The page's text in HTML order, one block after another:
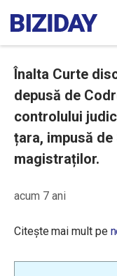
Înalta Curte
depusă de
controlului
țara, impusă
magistraților.
acum 7 ani
Citește mai mult pe